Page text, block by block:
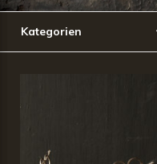
Kategorien